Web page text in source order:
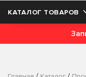
КАТАЛОГ ТОВАРОВ